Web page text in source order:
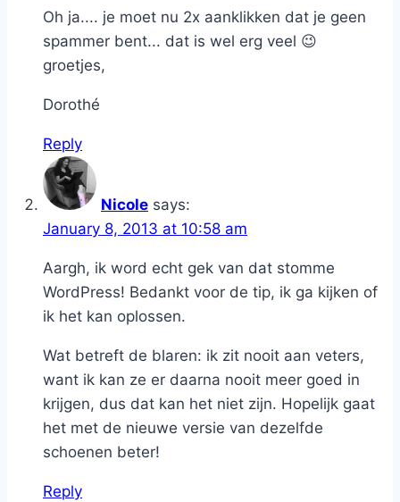
Oh ja.... je moet nu 2x aanklikken dat je geen
spammer bent... dat is wel erg veel 😉
groetjes,
Dorothé
Reply
Nicole says:
January 8, 2013 at 10:58 am
Aargh, ik word echt gek van dat stomme
WordPress! Bedankt voor de tip, ik ga kijken of
ik het kan oplossen.
Wat betreft de blaren: ik zit nooit aan veters,
want ik kan ze er daarna nooit meer goed in
krijgen, dus dat kan het niet zijn. Hopelijk gaat
het met de nieuwe versie van dezelfde
schoenen beter!
Reply